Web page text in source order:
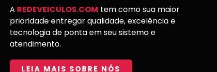
A REDEVEICULOS.COM tem como sua maior
prioridade entregar qualidade, excelência e
tecnologia de ponta em seu sistema e
atendimento.
LEIA MAIS SOBRE NÓS